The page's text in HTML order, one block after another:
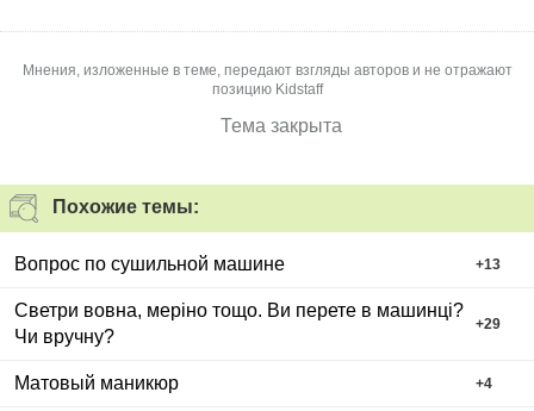
Мнения, изложенные в теме, передают взгляды авторов и не отражают
позицию Kidstaff
Тема закрыта
Похожие темы:
Вопрос по сушильной машине +13
Светри вовна, меріно тощо. Ви перете в машинці?
Чи вручну?
+29
Матовый маникюр +4